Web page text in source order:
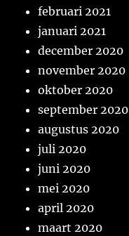
februari 2021
januari 2021
december 2020
november 2020
oktober 2020
september 2020
augustus 2020
juli 2020
juni 2020
mei 2020
april 2020
maart 2020